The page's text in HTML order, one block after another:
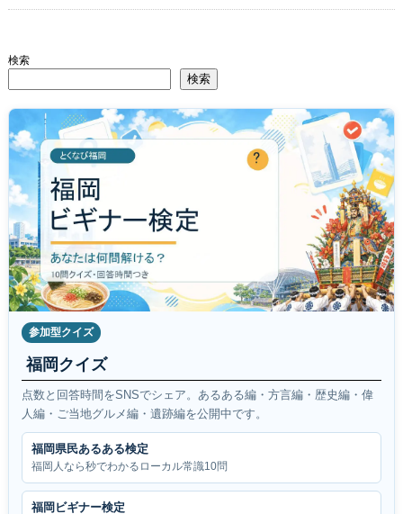
検索
検索
参加型クイズ
福岡クイズ
点数と回答時間をSNSでシェア。あるある編・方言編・歴史編・偉
人編・ご当地グルメ編・遺跡編を公開中です。
福岡県民あるある検定
福岡人なら秒でわかるローカル常識10問
福岡ビギナー検定